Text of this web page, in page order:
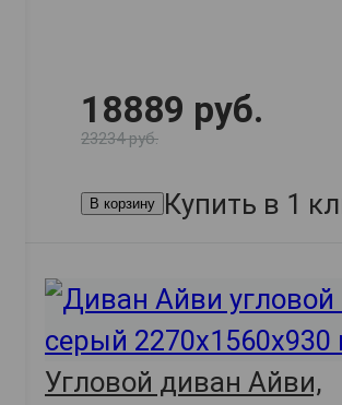
18889 руб.
23234 руб.
В корзину Купить в 1
Угловой диван Айви,